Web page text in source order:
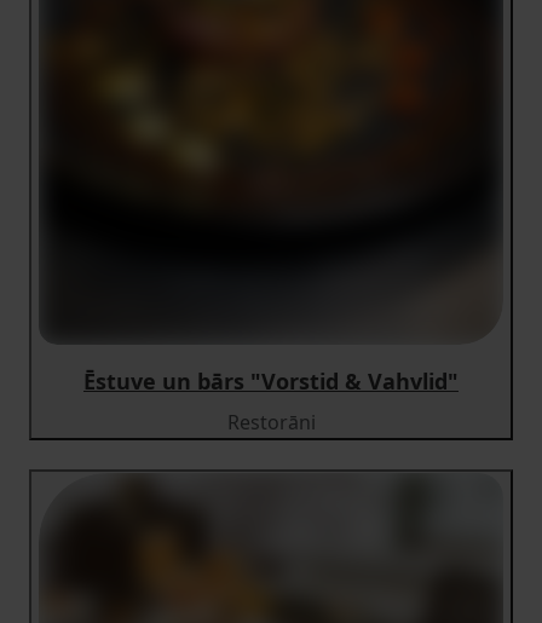
Ēstuve un bārs "Vorstid & Vahvlid"
Restorāni